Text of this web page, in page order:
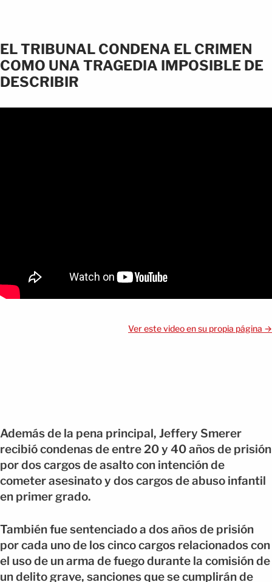
EL TRIBUNAL CONDENA EL CRIMEN
COMO UNA TRAGEDIA IMPOSIBLE DE
DESCRIBIR
Ver este video en su propia página →
Además de la pena principal, Jeffery Smerer
recibió condenas de entre 20 y 40 años de prisión
por dos cargos de asalto con intención de
cometer asesinato y dos cargos de abuso infantil
en primer grado.
También fue sentenciado a dos años de prisión
por cada uno de los cinco cargos relacionados con
el uso de un arma de fuego durante la comisión de
un delito grave, sanciones que se cumplirán de